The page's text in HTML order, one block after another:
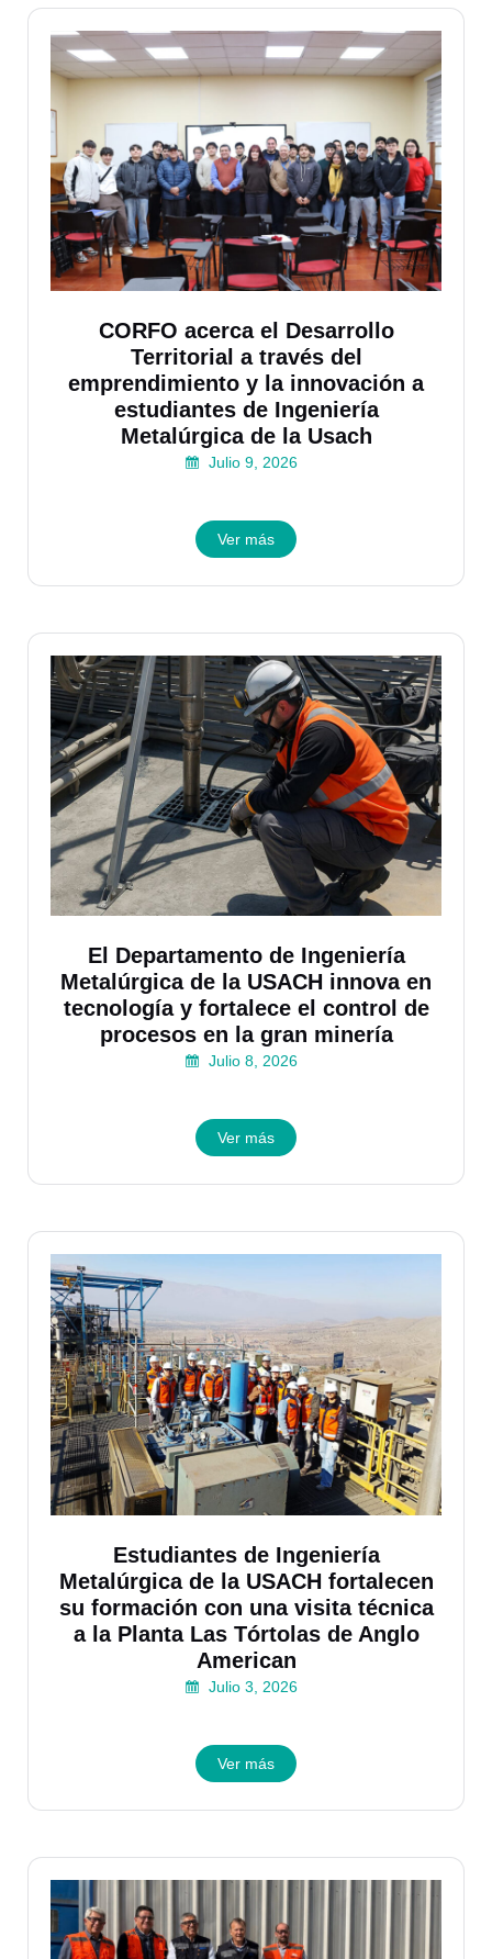
CORFO acerca el Desarrollo
Territorial a través del
emprendimiento y la innovación a
estudiantes de Ingeniería
Metalúrgica de la Usach
Julio 9, 2026
Ver más
El Departamento de Ingeniería
Metalúrgica de la USACH innova en
tecnología y fortalece el control de
procesos en la gran minería
Julio 8, 2026
Ver más
Estudiantes de Ingeniería
Metalúrgica de la USACH fortalecen
su formación con una visita técnica
a la Planta Las Tórtolas de Anglo
American
Julio 3, 2026
Ver más